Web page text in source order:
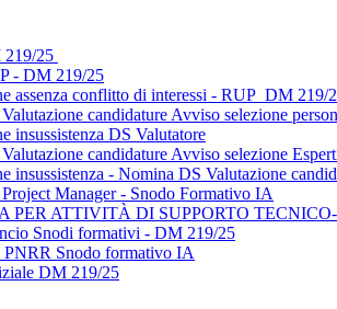
25
- DM 219/25
assenza conflitto di interessi - RUP_DM 219/
candidature Avviso selezione
insussistenza DS Valutatore
candidature Avviso selezione
insussistenza - Nomina DS Valutazione
Manager - Snodo Formativo IA
PER ATTIVITÀ DI SUPPORTO
Snodi formativi - DM 219/25
PNRR Snodo formativo IA
DM 219/25